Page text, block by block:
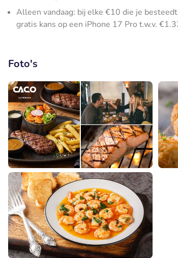
Alleen vandaag: bij elke €10 die je
gratis kans op een iPhone 17 Pro t.w.v.
Foto's